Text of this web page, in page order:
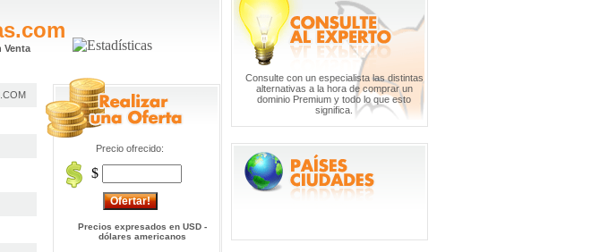
Venta
Precio ofrecido:
$
Precios expresados en USD -
dólares americanos
Consulte con un especialista las distintas
alternativas a la hora de comprar un
dominio Premium y todo lo que esto
significa.